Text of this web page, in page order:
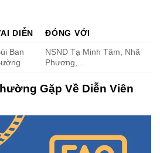
DIỄN ĐÓNG VỚI
Ban
NSND Tạ Minh Tâm, Nhã
Phương,…
Gặp Về Diễn Viên